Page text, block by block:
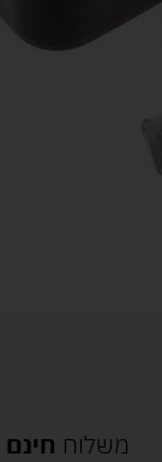
משלוח חינם